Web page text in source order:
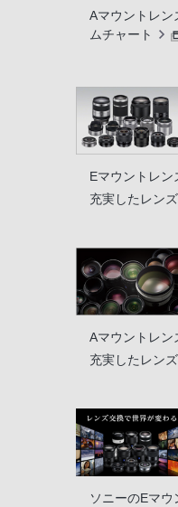
Aマウントレン
ムチャート
Eマウントレ
充実したレン
Aマウントレン
充実したレン
ソニーのEマウ